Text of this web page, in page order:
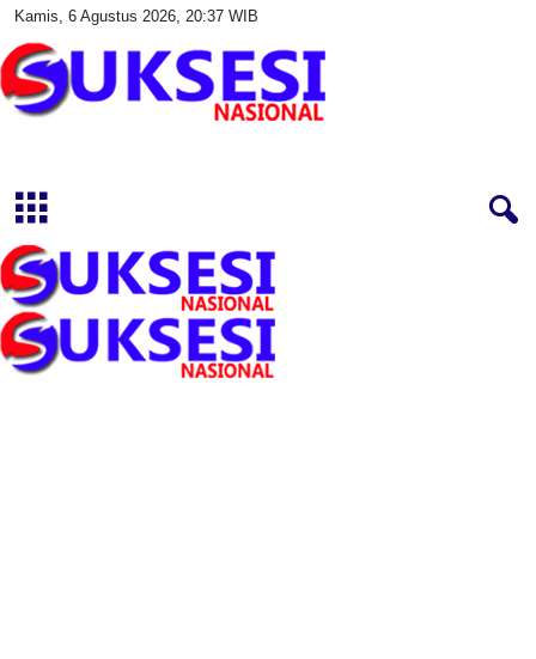
Kamis, 6 Agustus 2026, 20:37 WIB
s
i
a
s